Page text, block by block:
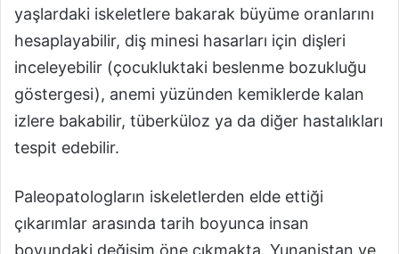
yaşlardaki iskeletlere bakarak büyüme oranlarını
hesaplayabilir, diş minesi hasarları için dişleri
inceleyebilir (çocukluktaki beslenme bozukluğu
göstergesi), anemi yüzünden kemiklerde kalan
izlere bakabilir, tüberküloz ya da diğer hastalıkları
tespit edebilir.
Paleopatologların iskeletlerden elde ettiği
çıkarımlar arasında tarih boyunca insan
boyundaki değişim öne çıkmakta. Yunanistan ve